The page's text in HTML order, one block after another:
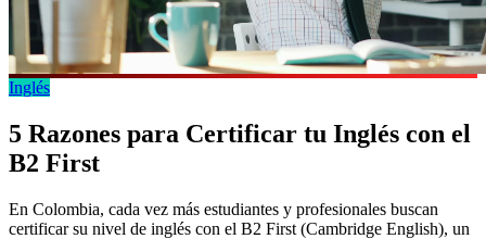
Inglés
5 Razones para Certificar tu Inglés con el
B2 First
En Colombia, cada vez más estudiantes y profesionales buscan
certificar su nivel de inglés con el B2 First (Cambridge English), un